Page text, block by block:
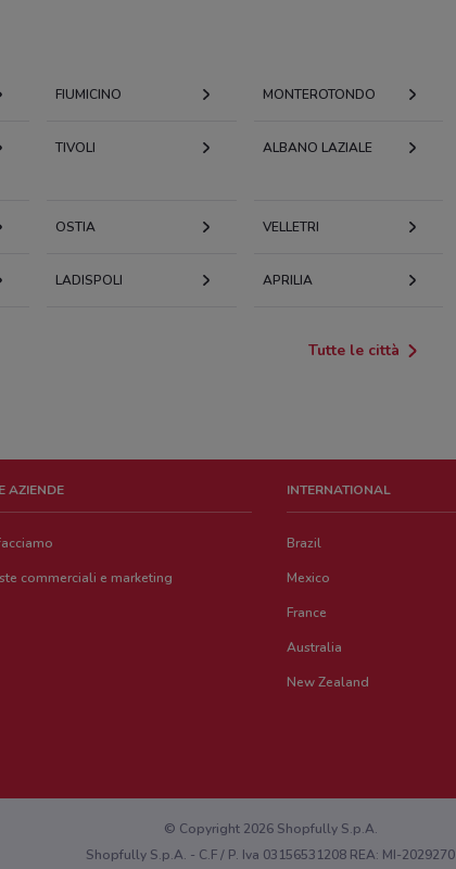
FIUMICINO MONTEROTONDO
TIVOLI ALBANO LAZIALE
OSTIA VELLETRI
LADISPOLI APRILIA
Tutte le città
AZIENDE
commerciali e marketing
INTERNATIONAL
Brazil
Mexico
France
Australia
New Zealand
© Copyright 2026 Shopfully S.p.A.
Shopfully S.p.A. - C.F / P. Iva 03156531208 REA: MI-2029270